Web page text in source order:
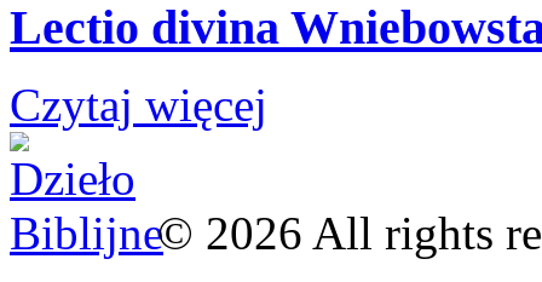
Lectio divina
Czytaj więcej
© 2026 All rights